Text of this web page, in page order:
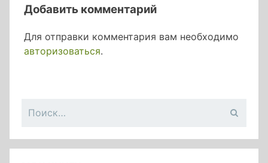
Добавить комментарий
Для отправки комментария вам необходимо
авторизоваться.